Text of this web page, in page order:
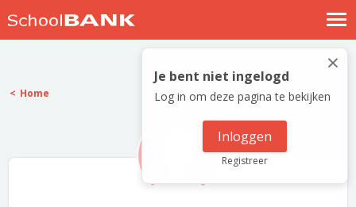
Nostalgische verhalen
Log in
Meld je gratis aan
×
Je bent niet ingelogd
Log in om deze pagina te bekijken
Inloggen
Registreer
Home